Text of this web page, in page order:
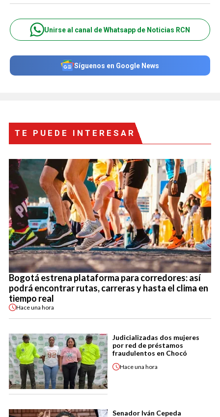
Unirse al canal de Whatsapp de Noticias RCN
Síguenos en Google News
TE PUEDE INTERESAR
Bogotá estrena plataforma para corredores: así
podrá encontrar rutas, carreras y hasta el clima en
tiempo real
Haceuna hora
Judicializadas dos mujeres
por red de préstamos
fraudulentos en Chocó
Haceuna hora
Senador Iván Cepeda